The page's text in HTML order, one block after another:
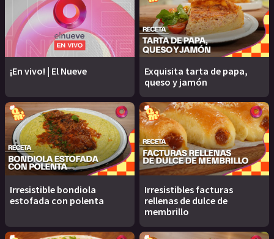
¡En vivo! | El Nueve
Exquisita tarta de papa,
queso y jamón
Irresistible bondiola
estofada con polenta
Irresistibles facturas
rellenas de dulce de
membrillo